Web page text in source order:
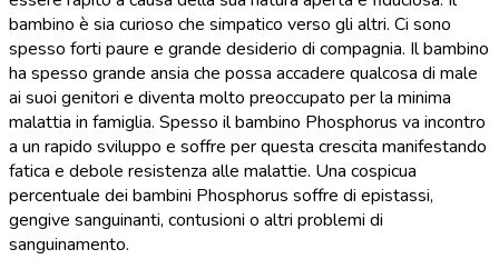
bambino è sia curioso che simpatico verso gli altri. Ci sono
spesso forti paure e grande desiderio di compagnia. Il bambino
ha spesso grande ansia che possa accadere qualcosa di male
ai suoi genitori e diventa molto preoccupato per la minima
malattia in famiglia. Spesso il bambino Phosphorus va incontro
a un rapido sviluppo e soffre per questa crescita manifestando
fatica e debole resistenza alle malattie. Una cospicua
percentuale dei bambini Phosphorus soffre di epistassi,
gengive sanguinanti, contusioni o altri problemi di
sanguinamento.